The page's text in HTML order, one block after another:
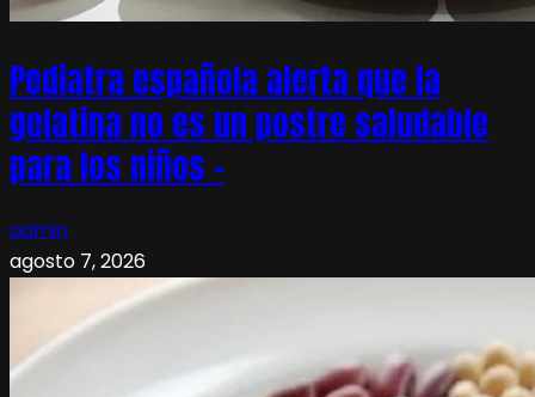
Pediatra española alerta que la
gelatina no es un postre saludable
para los niños –
admin
agosto 7, 2026